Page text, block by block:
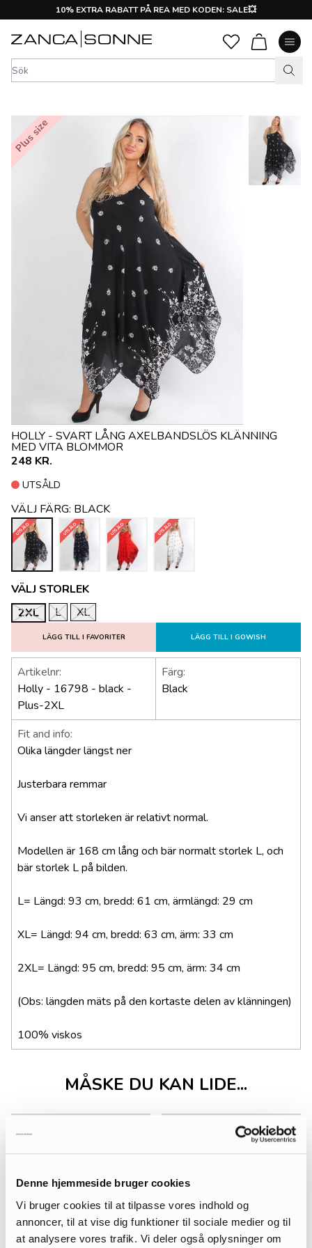
Denne hjemmeside bruger cookies
Vi bruger cookies til at tilpasse vores indhold og
annoncer, til at vise dig funktioner til sociale medier og til
at analysere vores trafik. Vi deler også oplysninger om
10% EXTRA RABATT PÅ REA MED KODEN: SALE💥
Plus size
HOLLY - SVART LÅNG AXELBANDSLÖS KLÄNNING
MED VITA BLOMMOR
VÄLJ STORLEK
2XL
L XL
UTSÅLD
248 KR.
LÄGG TILL I FAVORITER LÄGG TILL I GOWISH
VÄLJ FÄRG: BLACK
UTSÅLD UTSÅLD UTSÅLD UTSÅLD
Artikelnr:
Holly - 16798 - black -
Plus-2XL
Färg:
Black
Fit and info:
Olika längder längst ner
Justerbara remmar
Vi anser att storleken är relativt normal.
Modellen är 168 cm lång och bär normalt storlek L, och
bär storlek L på bilden.
L= Längd: 93 cm, bredd: 61 cm, ärmlängd: 29 cm
XL= Längd: 94 cm, bredd: 63 cm, ärm: 33 cm
2XL= Längd: 95 cm, bredd: 95 cm, ärm: 34 cm
(Obs: längden mäts på den kortaste delen av klänningen)
100% viskos
MÅSKE DU KAN LIDE...